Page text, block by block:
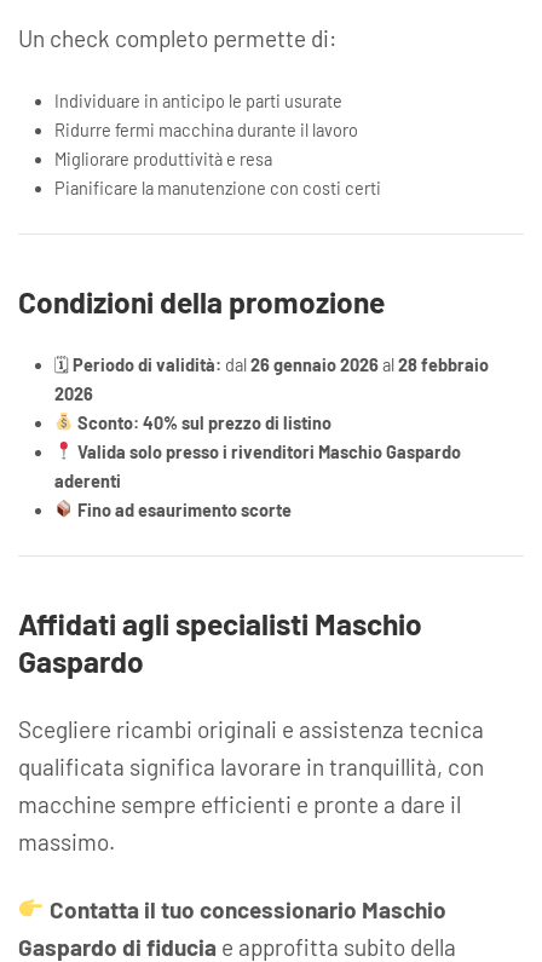
Un check completo permette di:
Individuare in anticipo le parti usurate
Ridurre fermi macchina durante il lavoro
Migliorare produttività e resa
Pianificare la manutenzione con costi certi
Condizioni della promozione
🗓Periodo di validità: dal26 gennaio 2026al28 febbraio
2026
Sconto: 40% sul prezzo di listino
Valida solo presso i rivenditori Maschio Gaspardo
aderenti
Fino ad esaurimento scorte
Affidati agli specialisti Maschio
Gaspardo
Scegliere ricambi originali e assistenza tecnica
qualificata significa lavorare in tranquillità, con
macchine sempre efficienti e pronte a dare il
massimo.
Contatta il tuo concessionario Maschio
Gaspardo di fiducia e approfitta subito della